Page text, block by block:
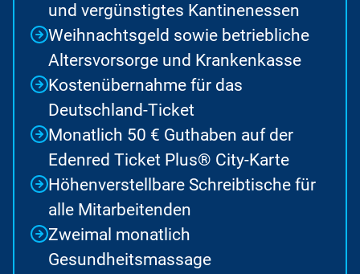
und vergünstigtes Kantinenessen
Weihnachtsgeld sowie betriebliche
Altersvorsorge und Krankenkasse
Kostenübernahme für das
Deutschland-Ticket
Monatlich 50 € Guthaben auf der
Edenred Ticket Plus® City-Karte
Höhenverstellbare Schreibtische für
alle Mitarbeitenden
Zweimal monatlich
Gesundheitsmassage